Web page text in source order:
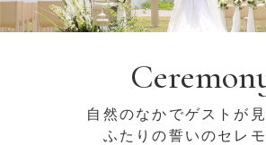
自然のなかでゲストが見
ふたりの誓いのセレ